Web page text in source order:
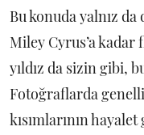
Bu konuda yalnız
Miley Cyrus’a kadar
yıldız da sizin gibi,
Fotoğraflarda
kısımlarının